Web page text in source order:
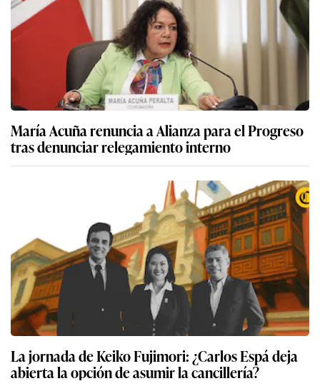
María Acuña renuncia a Alianza para el Progreso
tras denunciar relegamiento interno
La jornada de Keiko Fujimori: ¿Carlos Espá deja
abierta la opción de asumir la cancillería?